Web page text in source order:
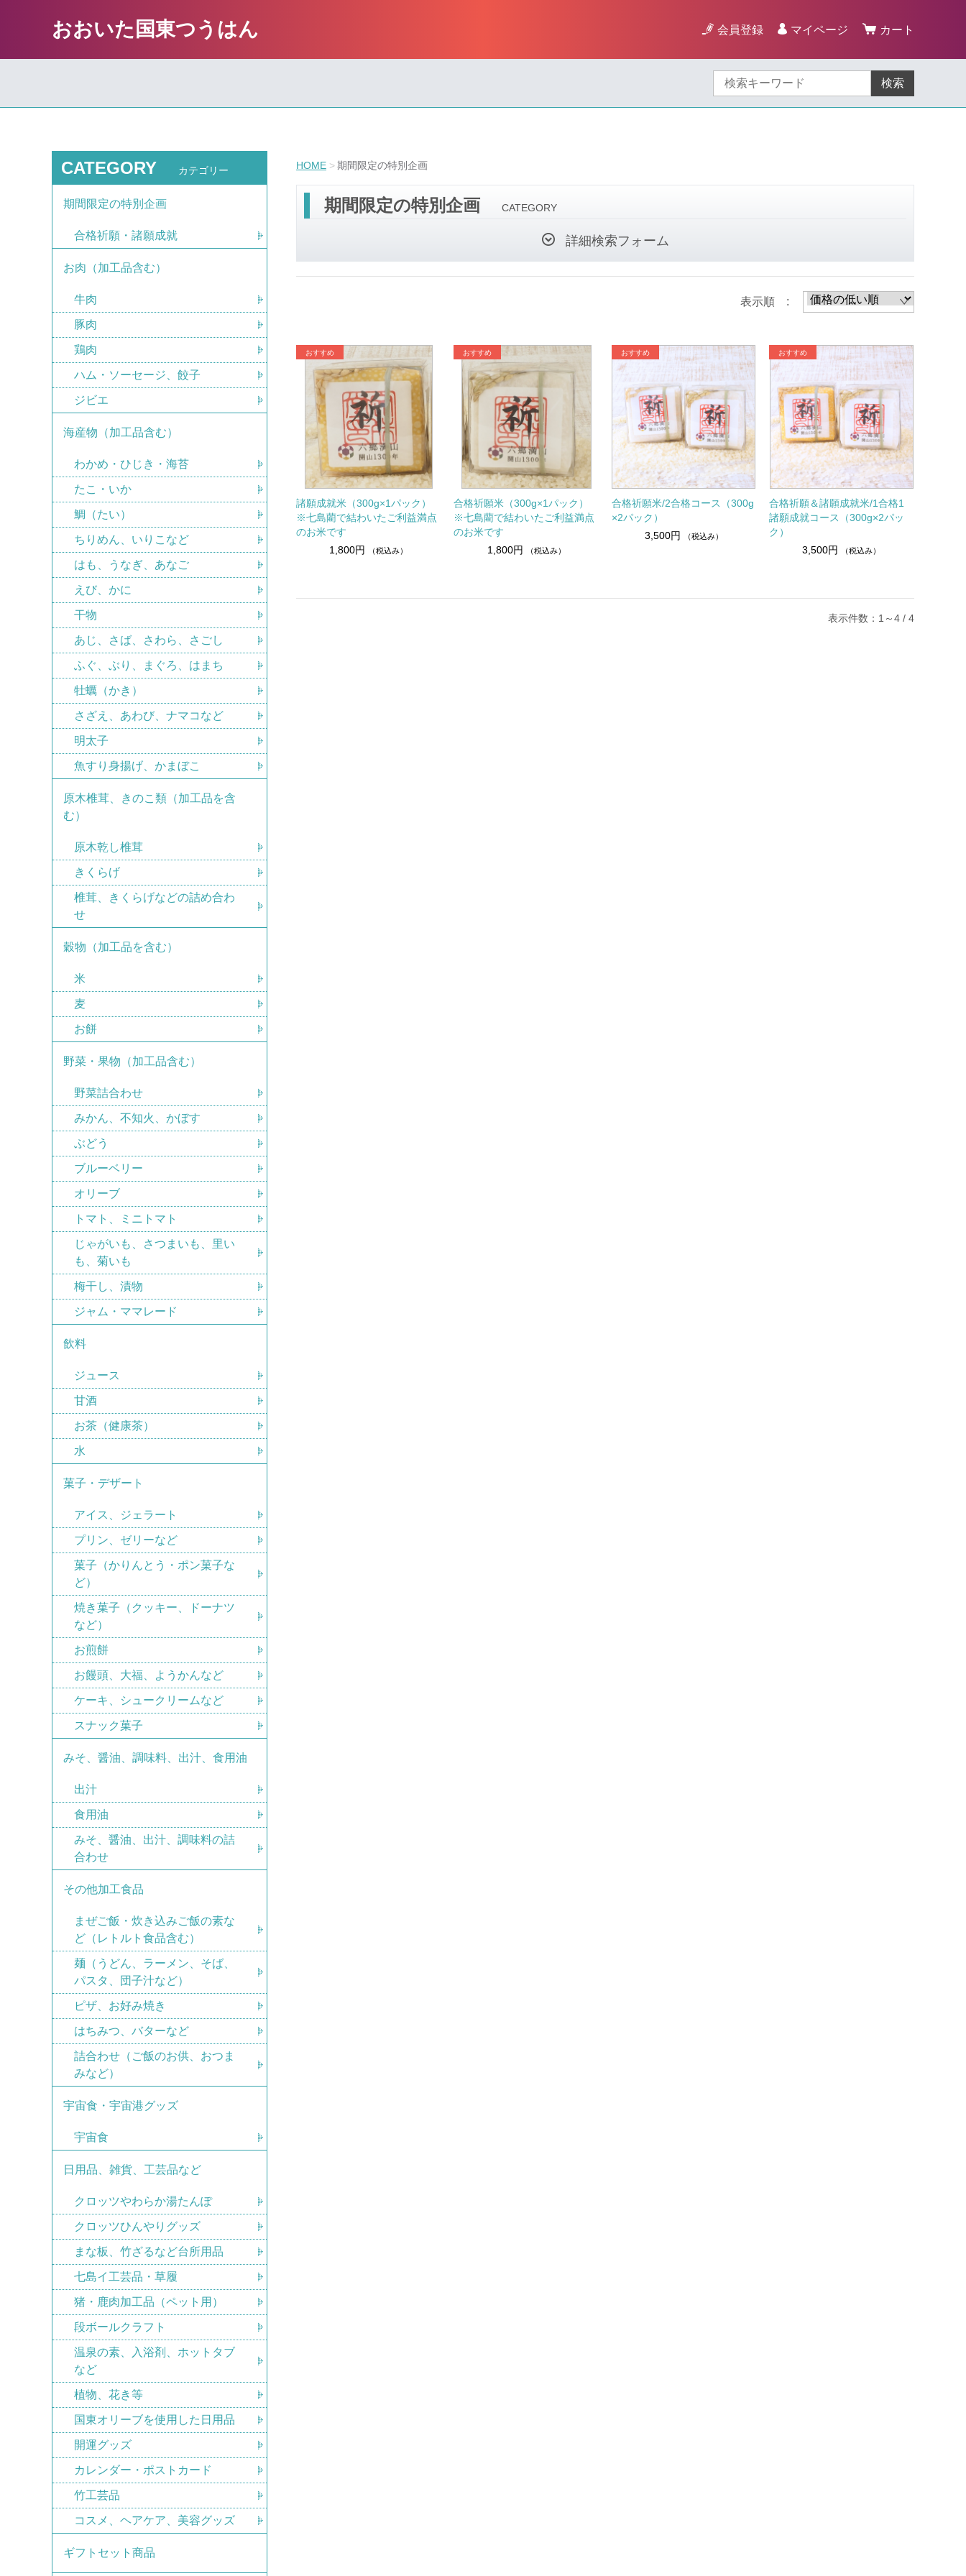
おおいた国東つうはん 会員登録 マイページ カート
検索
HOME 期間限定の特別企画
期間限定の特別企画 CATEGORY
詳細検索フォーム
表示順 :
諸願成就米（300g×1パック）
※七島藺で結わいたご利益満点
のお米です
1,800円
（税込み）
合格祈願米（300g×1パック）
※七島藺で結わいたご利益満点
のお米です
1,800円
（税込み）
合格祈願米/2合格コース（300g
×2パック）
3,500円
（税込み）
合格祈願＆諸願成就米/1合格1
諸願成就コース（300g×2パッ
ク）
3,500円
（税込み）
表示件数：1～4 / 4
CATEGORY カテゴリー
期間限定の特別企画
合格祈願・諸願成就
お肉（加工品含む）
牛肉
豚肉
鶏肉
ハム・ソーセージ、餃子
ジビエ
海産物（加工品含む）
わかめ・ひじき・海苔
たこ・いか
鯛（たい）
ちりめん、いりこなど
はも、うなぎ、あなご
えび、かに
干物
あじ、さば、さわら、さごし
ふぐ、ぶり、まぐろ、はまち
牡蠣（かき）
さざえ、あわび、ナマコなど
明太子
魚すり身揚げ、かまぼこ
原木椎茸、きのこ類（加工品を含
む）
原木乾し椎茸
きくらげ
椎茸、きくらげなどの詰め合わ
せ
穀物（加工品を含む）
米
麦
お餅
野菜・果物（加工品含む）
野菜詰合わせ
みかん、不知火、かぼす
ぶどう
ブルーベリー
オリーブ
トマト、ミニトマト
じゃがいも、さつまいも、里い
も、菊いも
梅干し、漬物
ジャム・ママレード
飲料
ジュース
甘酒
お茶（健康茶）
水
菓子・デザート
アイス、ジェラート
プリン、ゼリーなど
菓子（かりんとう・ポン菓子な
ど）
焼き菓子（クッキー、ドーナツ
など）
お煎餅
お饅頭、大福、ようかんなど
ケーキ、シュークリームなど
スナック菓子
みそ、醤油、調味料、出汁、食用油
出汁
食用油
みそ、醤油、出汁、調味料の詰
合わせ
その他加工食品
まぜご飯・炊き込みご飯の素な
ど（レトルト食品含む）
麺（うどん、ラーメン、そば、
パスタ、団子汁など）
ピザ、お好み焼き
はちみつ、バターなど
詰合わせ（ご飯のお供、おつま
みなど）
宇宙食・宇宙港グッズ
宇宙食
日用品、雑貨、工芸品など
クロッツやわらか湯たんぽ
クロッツひんやりグッズ
まな板、竹ざるなど台所用品
七島イ工芸品・草履
猪・鹿肉加工品（ペット用）
段ボールクラフト
温泉の素、入浴剤、ホットタブ
など
植物、花き等
国東オリーブを使用した日用品
開運グッズ
カレンダー・ポストカード
竹工芸品
コスメ、ヘアケア、美容グッズ
ギフトセット商品